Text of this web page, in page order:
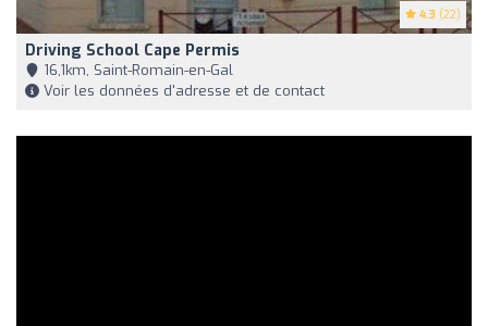
4.3 (22)
Driving School Cape Permis
16,1km, Saint-Romain-en-Gal
Voir les données d'adresse et de contact